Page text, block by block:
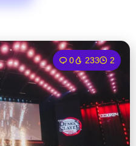
0 233 2